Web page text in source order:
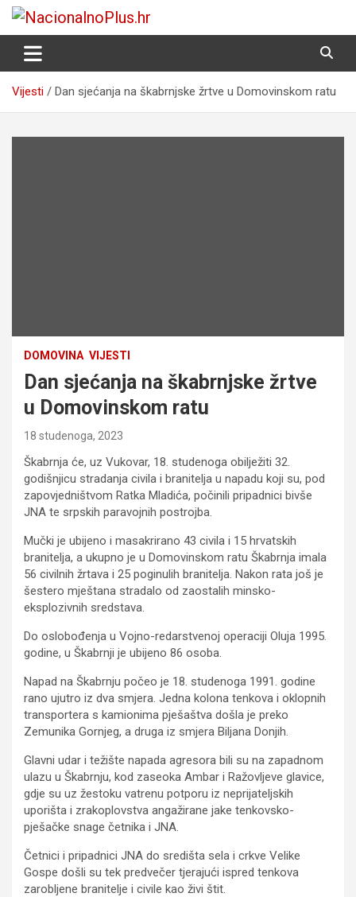
Skip
NacionalnoPlus.hr
Nacija želi znati više
Vijesti Dan sjećanja na škabrnjske žrtve u Domovinskom ratu
DOMOVINA VIJESTI
Dan sjećanja na škabrnjske žrtve
u Domovinskom ratu
18 studenoga, 2023
Škabrnja će, uz Vukovar, 18. studenoga obilježiti 32.
godišnjicu stradanja civila i branitelja u napadu koji su, pod
zapovjedništvom Ratka Mladića, počinili pripadnici bivše
JNA te srpskih paravojnih postrojba.
Mučki je ubijeno i masakrirano 43 civila i 15 hrvatskih
branitelja, a ukupno je u Domovinskom ratu Škabrnja imala
56 civilnih žrtava i 25 poginulih branitelja. Nakon rata još je
šestero mještana stradalo od zaostalih minsko-
eksplozivnih sredstava.
Do oslobođenja u Vojno-redarstvenoj operaciji Oluja 1995.
godine, u Škabrnji je ubijeno 86 osoba.
Napad na Škabrnju počeo je 18. studenoga 1991. godine
rano ujutro iz dva smjera. Jedna kolona tenkova i oklopnih
transportera s kamionima pješaštva došla je preko
Zemunika Gornjeg, a druga iz smjera Biljana Donjih.
Glavni udar i težište napada agresora bili su na zapadnom
ulazu u Škabrnju, kod zaseoka Ambar i Ražovljeve glavice,
gdje su uz žestoku vatrenu potporu iz neprijateljskih
uporišta i zrakoplovstva angažirane jake tenkovsko-
pješačke snage četnika i JNA.
Četnici i pripadnici JNA do središta sela i crkve Velike
Gospe došli su tek predvečer tjerajući ispred tenkova
zarobljene branitelje i civile kao živi štit.